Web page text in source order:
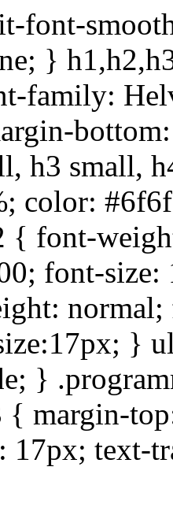
font-
}
family:
h3 small,
color:
{ font-
font-
}
}
{ margin-
17px; text-